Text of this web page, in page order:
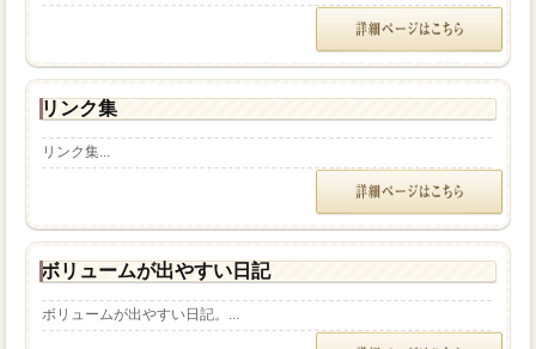
リンク集
リンク集...
ボリュームが出やすい日記
ボリュームが出やすい日記。...